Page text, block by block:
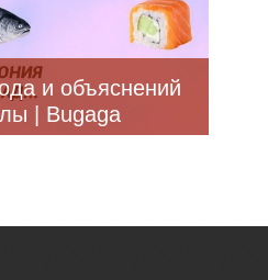
и объяснений
| Bugaga